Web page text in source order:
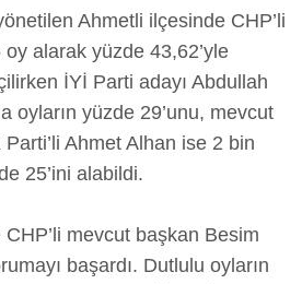
Ahmetli ilçesinde CHP’li
alarak yüzde 43,62’yle
İYİ Parti adayı Abdullah
oyların yüzde 29’unu, mevcut
Ahmet Alhan ise 2 bin
25’ini alabildi.
mevcut başkan Besim
başardı. Dutlulu oyların